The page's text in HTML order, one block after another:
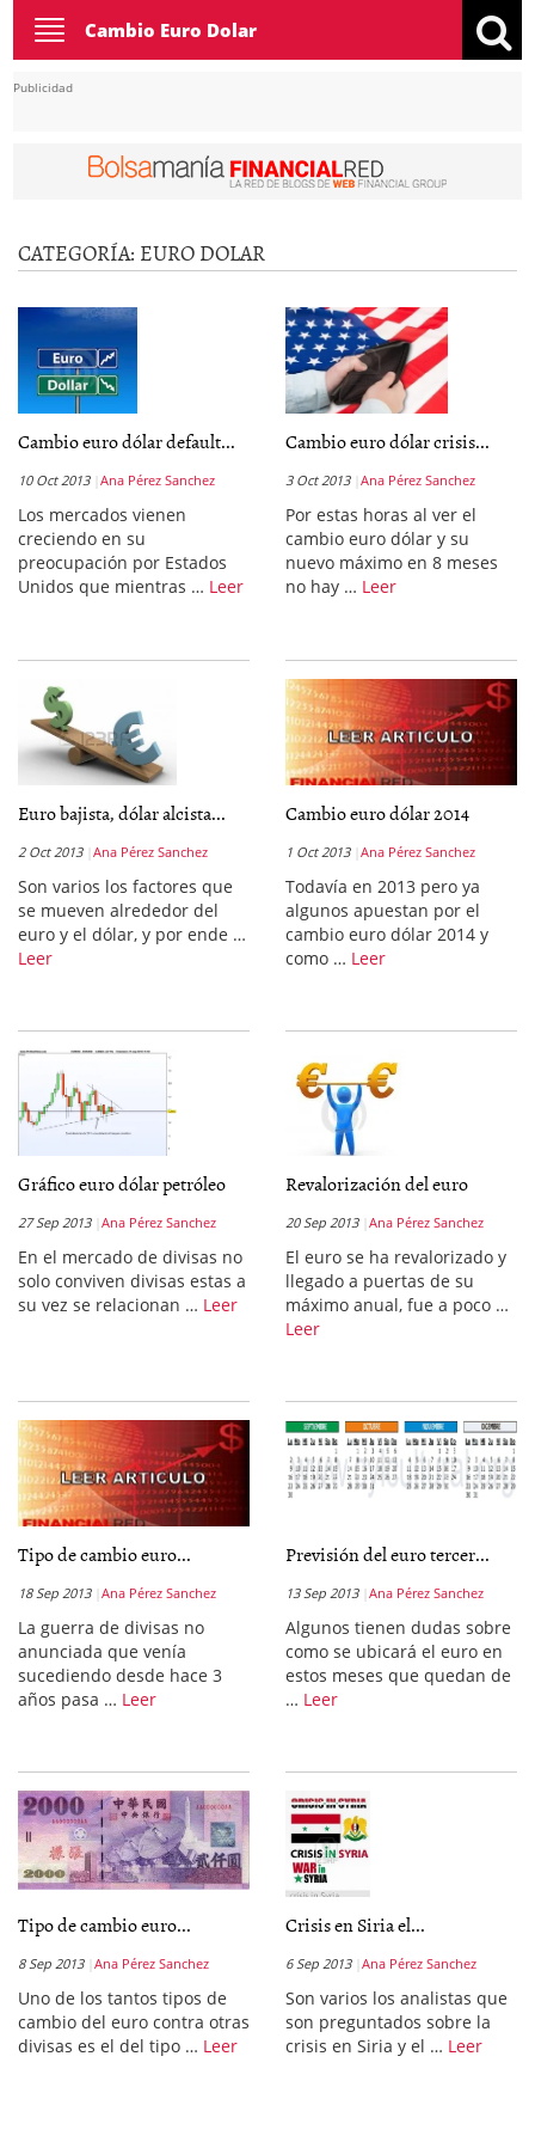
Toggle
navigation
Cambio Euro Dolar
Publicidad
CATEGORÍA: EURO DOLAR
Cambio euro dólar default...
10 Oct 2013 Ana Pérez Sanchez
Los mercados vienen
creciendo en su
preocupación por Estados
Unidos que mientras … Leer
Cambio euro dólar crisis...
3 Oct 2013 Ana Pérez Sanchez
Por estas horas al ver el
cambio euro dólar y su
nuevo máximo en 8 meses
no hay … Leer
Euro bajista, dólar alcista...
2 Oct 2013 Ana Pérez Sanchez
Son varios los factores que
se mueven alrededor del
euro y el dólar, y por ende …
Leer
Cambio euro dólar 2014
1 Oct 2013 Ana Pérez Sanchez
Todavía en 2013 pero ya
algunos apuestan por el
cambio euro dólar 2014 y
como … Leer
Gráfico euro dólar petróleo
27 Sep 2013 Ana Pérez Sanchez
En el mercado de divisas no
solo conviven divisas estas a
su vez se relacionan … Leer
Revalorización del euro
20 Sep 2013 Ana Pérez Sanchez
El euro se ha revalorizado y
llegado a puertas de su
máximo anual, fue a poco …
Leer
Tipo de cambio euro...
18 Sep 2013 Ana Pérez Sanchez
La guerra de divisas no
anunciada que venía
sucediendo desde hace 3
años pasa … Leer
Previsión del euro tercer...
13 Sep 2013 Ana Pérez Sanchez
Algunos tienen dudas sobre
como se ubicará el euro en
estos meses que quedan de
… Leer
Tipo de cambio euro...
8 Sep 2013 Ana Pérez Sanchez
Uno de los tantos tipos de
cambio del euro contra otras
divisas es el del tipo … Leer
Crisis en Siria el...
6 Sep 2013 Ana Pérez Sanchez
Son varios los analistas que
son preguntados sobre la
crisis en Siria y el … Leer